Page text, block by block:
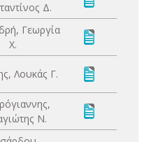
Δ.
Γεωργία
Χ.
Λουκάς Γ.
Ν.